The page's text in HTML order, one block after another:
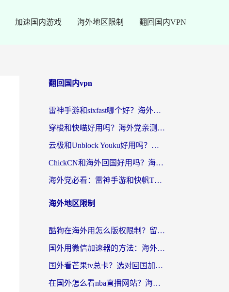
加速国内游戏 海外地区限制 翻回国内VPN
翻回国内vpn
雷神手游和sixfast哪个好？海外党亲测3款回国加速器，教你选对不踩坑
穿梭和快喵好用吗？海外党亲测：小众加速器对比+番茄加速器深度体验
云极和Unblock Youku好用吗？海外党亲测+2026回国加速器避坑指南
ChickCN和海外回国好用吗？海外党2026亲测：从手游到影音，选对加速器的3个关键
海外党必看：雷神手游和快帆TV版好用吗？3步选对回国加速器不踩坑
海外地区限制
酷狗在海外用怎么版权限制？留学生亲测：3步解决听国内音乐难题
国外用微信加速器的方法：海外党无缝连接国内生活的实用指南
国外看芒果tv总卡？选对回国加速器，轻松追《浪姐》不费劲
在国外怎么看nba直播网站？海外党专属体育观赛指南，告别地区限制！